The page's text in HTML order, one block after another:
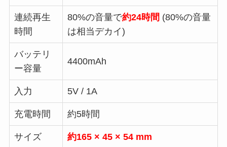
連続再生
時間
80%の音量で約24時間 (80%の音量
は相当デカイ)
バッテリ
ー容量
4400mAh
入力 5V / 1A
充電時間 約5時間
サイズ 約165 × 45 × 54 mm